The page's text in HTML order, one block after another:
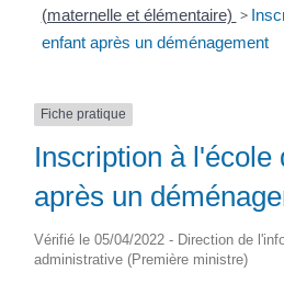
(maternelle et élémentaire) >
enfant après un déménagement
Fiche pratique
Inscription à l'école
après un
Vérifié le 05/04/2022 - Direction de
administrative (Première ministre)